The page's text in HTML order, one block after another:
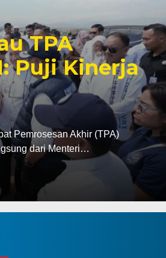
Peserta
Praktik Baik
Informatika (Kominfo) Kota